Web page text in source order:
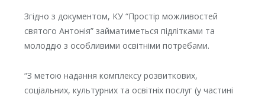
Згідно з документом, КУ “Простір можливостей
святого Антонія” займатиметься підлітками та
молоддю з особливими освітніми потребами.
“З метою надання комплексу розвиткових,
соціальних, культурних та освітніх послуг (у частині